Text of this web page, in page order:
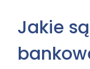
Jakie